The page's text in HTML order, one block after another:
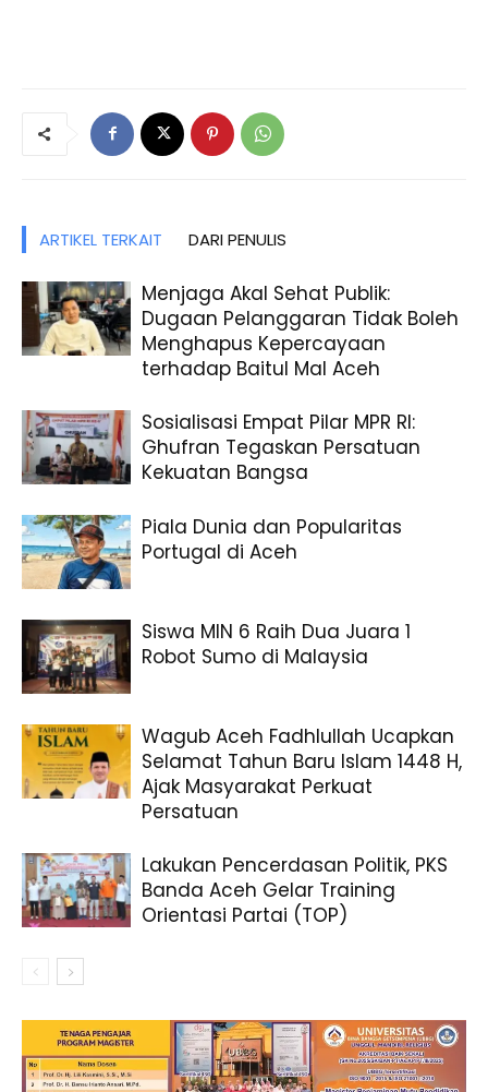
ARTIKEL TERKAIT DARI PENULIS
Menjaga Akal Sehat Publik:
Dugaan Pelanggaran Tidak Boleh
Menghapus Kepercayaan
terhadap Baitul Mal Aceh
Sosialisasi Empat Pilar MPR RI:
Ghufran Tegaskan Persatuan
Kekuatan Bangsa
Piala Dunia dan Popularitas
Portugal di Aceh
Siswa MIN 6 Raih Dua Juara 1
Robot Sumo di Malaysia
Wagub Aceh Fadhlullah Ucapkan
Selamat Tahun Baru Islam 1448 H,
Ajak Masyarakat Perkuat
Persatuan
Lakukan Pencerdasan Politik, PKS
Banda Aceh Gelar Training
Orientasi Partai (TOP)